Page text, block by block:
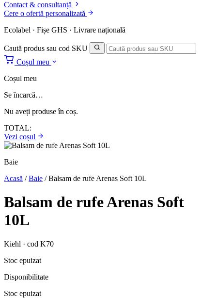
Contact & consultanță
Cere o ofertă personalizată
Ecolabel · Fișe GHS · Livrare națională
Caută produs sau cod SKU
Coșul meu
Coșul meu
Se încarcă…
Nu aveți produse în coș.
TOTAL:
Vezi coșul
Baie
Acasă /Baie /Balsam de rufe Arenas Soft 10L
Balsam de rufe Arenas Soft
10L
Kiehl · cod K70
Stoc epuizat
Disponibilitate
Stoc epuizat